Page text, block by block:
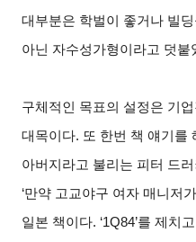
대부분은 학벌이 좋거나 빌
아닌 자수성가형이라고 덧붙
구체적인 목표의 설정은 기
대목이다. 또 한번 책 얘기를
아버지라고 불리는 피터 드
‘만약 고교야구 여자 매니저
일본 책이다. ‘1Q84’를 제치